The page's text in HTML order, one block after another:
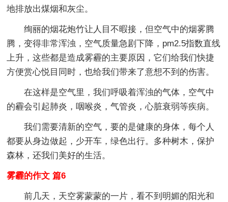
地排放出煤烟和灰尘。
绚丽的烟花炮竹让人目不暇接，但空气中的烟雾腾
腾，变得非常浑浊，空气质量急剧下降，pm2.5指数直线
上升，这些都是造成雾霾的主要原因，它们给我们快捷
方便赏心悦目同时，也给我们带来了意想不到的伤害。
在这样是空气里，我们呼吸着浑浊的气体，空气中
的霾会引起肺炎，咽喉炎，气管炎，心脏衰弱等疾病。
我们需要清新的空气，要的是健康的身体，每个人
都要从身边做起，少开车，绿色出行。多种树木，保护
森林，还我们美好的生活。
雾霾的作文 篇6
前几天，天空雾蒙蒙的一片，看不到明媚的阳光和